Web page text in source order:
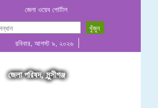
জেলা ওয়েব পোর্টাল
রবিবার, আগস্ট ৯, ২০২৬
জেলা পরিষদ, মুন্সীগঞ্জ